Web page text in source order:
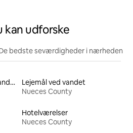
kan udforske
bedste seværdigheder i nærheden
Både med adgang til stranden til leje
Lejemål ved vandet
Nueces County
Hotelværelser
Nueces County